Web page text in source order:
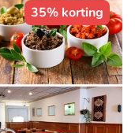
35% korting